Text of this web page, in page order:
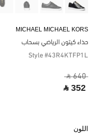
MICHAEL MICHAEL KORS
حذاء كيتون الرياضي بسحاب
Style #43R4KTFP1L
‎ ⃁ 640 ‎
‎ ⃁ 352 ‎
اللون